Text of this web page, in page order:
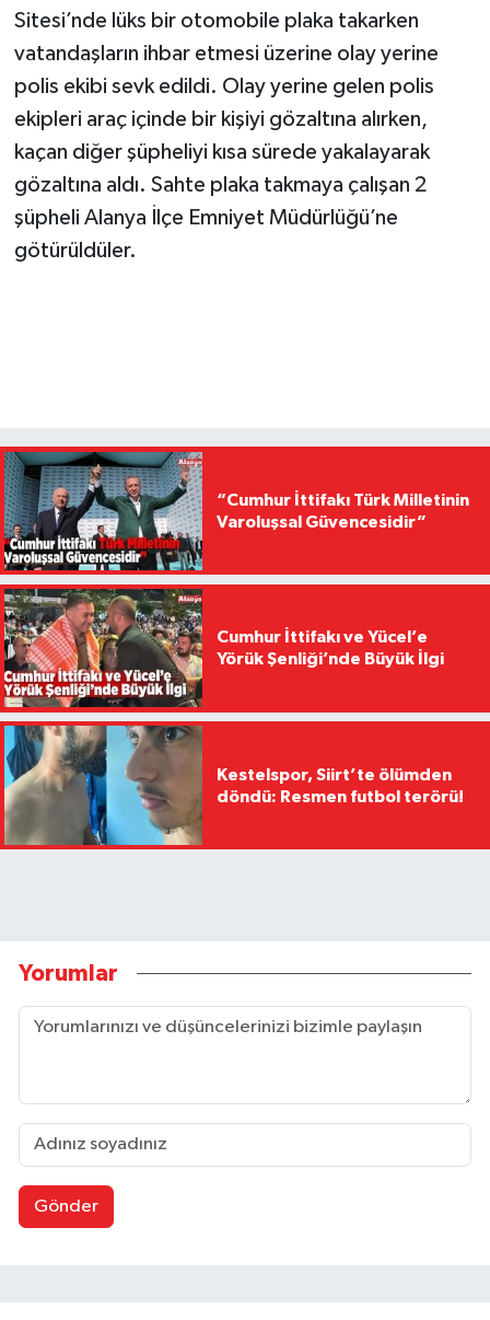
Sitesi’nde lüks bir otomobile plaka takarken
vatandaşların ihbar etmesi üzerine olay yerine
polis ekibi sevk edildi. Olay yerine gelen polis
ekipleri araç içinde bir kişiyi gözaltına alırken,
kaçan diğer şüpheliyi kısa sürede yakalayarak
gözaltına aldı. Sahte plaka takmaya çalışan 2
şüpheli Alanya İlçe Emniyet Müdürlüğü’ne
götürüldüler.
“Cumhur İttifakı Türk Milletinin
Varoluşsal Güvencesidir”
Cumhur İttifakı ve Yücel’e
Yörük Şenliği’nde Büyük İlgi
Kestelspor, Siirt’te ölümden
döndü: Resmen futbol terörü!
Yorumlar
Gönder